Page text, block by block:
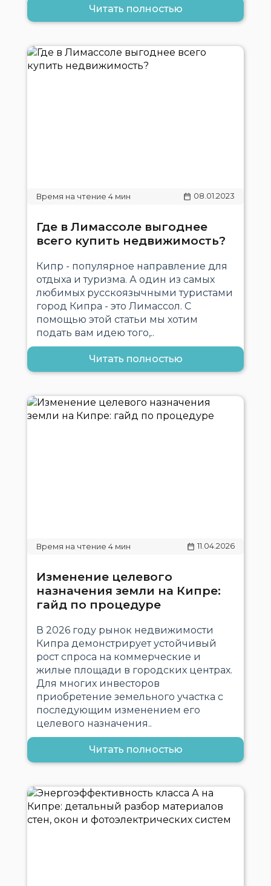
Читать полностью
08.01.2023
Где в Лимассоле выгоднее
всего купить недвижимость?
Кипр - популярное направление для
отдыха и туризма. А один из самых
любимых русскоязычными туристами
город Кипра - это Лимассол. С
помощью этой статьи мы хотим
подать вам идею того,..
Читать полностью
11.04.2026
Изменение целевого
назначения земли на Кипре:
гайд по процедуре
В 2026 году рынок недвижимости
Кипра демонстрирует устойчивый
рост спроса на коммерческие и
жилые площади в городских центрах.
Для многих инвесторов
приобретение земельного участка с
последующим изменением его
целевого назначения..
Читать полностью